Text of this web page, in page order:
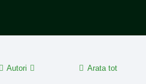
Autori Arata tot